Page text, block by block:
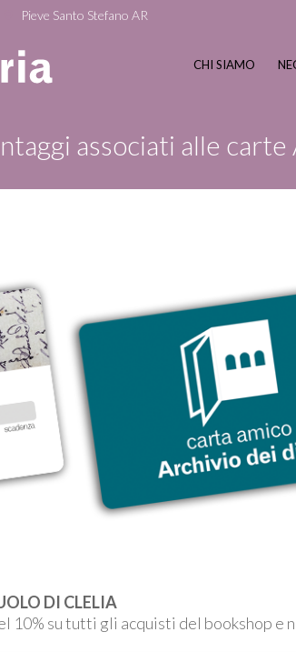
Pieve Santo Stefano AR
CHI SIAMO
associati alle carte
DI CLELIA
10% su tutti gli acquisti del bookshop e